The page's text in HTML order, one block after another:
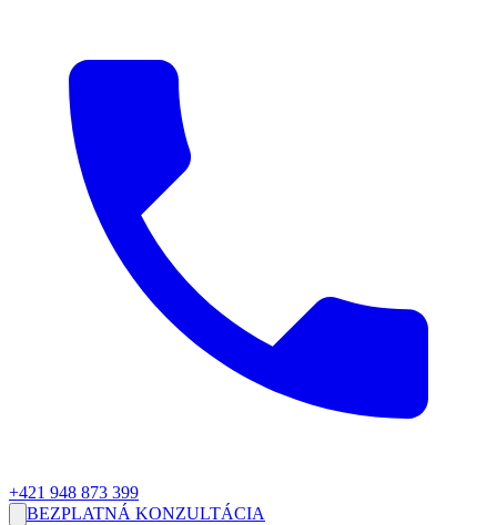
+421 948 873 399
BEZPLATNÁ KONZULTÁCIA